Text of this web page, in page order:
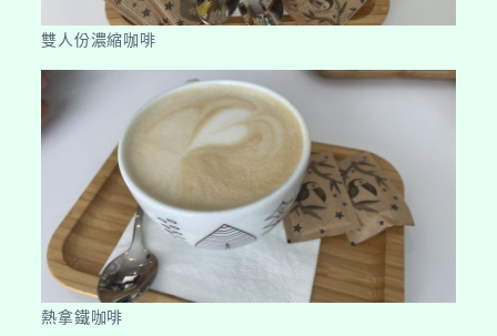
雙人份濃縮咖啡
熱拿鐵咖啡